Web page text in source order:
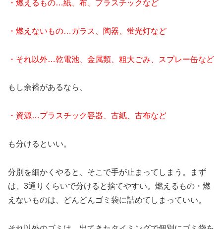
・燃えるもの…紙、布、プラスチックなど
・燃えないもの…ガラス、陶器、蛍光灯など
・それ以外…乾電池、金属類、粗大ごみ、スプレー缶など
もし余裕があるなら、
・資源…プラスチック容器、古紙、古布など
も分けるといい。
分別を細かくやると、そこで手が止まってしまう。まず
は、3通りくらいで分けると捨てやすい。燃えるもの・燃
えないものは、どんどんゴミ袋に詰めてしまっていい。